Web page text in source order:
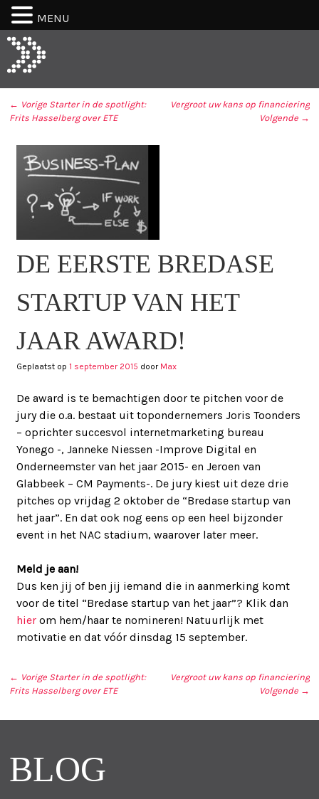
BERICHT NAVIGATIE
← VorigeStarter in de spotlight:
Frits Hasselberg over ETE
Vergroot uw kans op financiering
Volgende →
DE EERSTE BREDASE
STARTUP VAN HET
JAAR AWARD!
Geplaatst op 1 september 2015 door Max
De award is te bemachtigen door te pitchen voor de
jury die o.a. bestaat uit topondernemers Joris Toonders
– oprichter succesvol internetmarketing bureau
Yonego -, Janneke Niessen -Improve Digital en
Onderneemster van het jaar 2015- en Jeroen van
Glabbeek – CM Payments-. De jury kiest uit deze drie
pitches op vrijdag 2 oktober de “Bredase startup van
het jaar”. En dat ook nog eens op een heel bijzonder
event in het NAC stadium, waarover later meer.
Meld je aan!
Dus ken jij of ben jij iemand die in aanmerking komt
voor de titel “Bredase startup van het jaar”? Klik dan
hierom hem/haar te nomineren! Natuurlijk met
motivatie en dat vóór dinsdag 15 september.
BERICHT NAVIGATIE
← VorigeStarter in de spotlight:
Frits Hasselberg over ETE
Vergroot uw kans op financiering
Volgende →
BLOG
MENU